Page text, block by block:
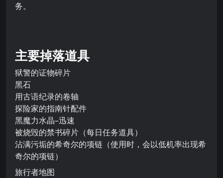
务。
主要掉落道具
狱警的证物碎片
黑石
用古语纪录的卷轴
探险家的指南针配件
黑魔力水晶–迅速
被烧毁的禁书碎片（每日任务道具）
沾满污垢的希奇尔的项链（使用时，会以低机率出现希
奇尔的项链）
旅行者地图